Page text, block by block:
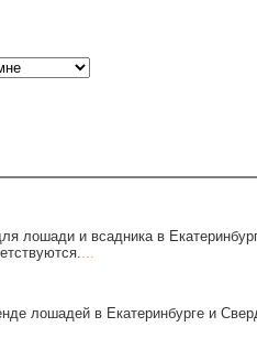
лошади и всадника в
лошадей в Екатеринбурге и